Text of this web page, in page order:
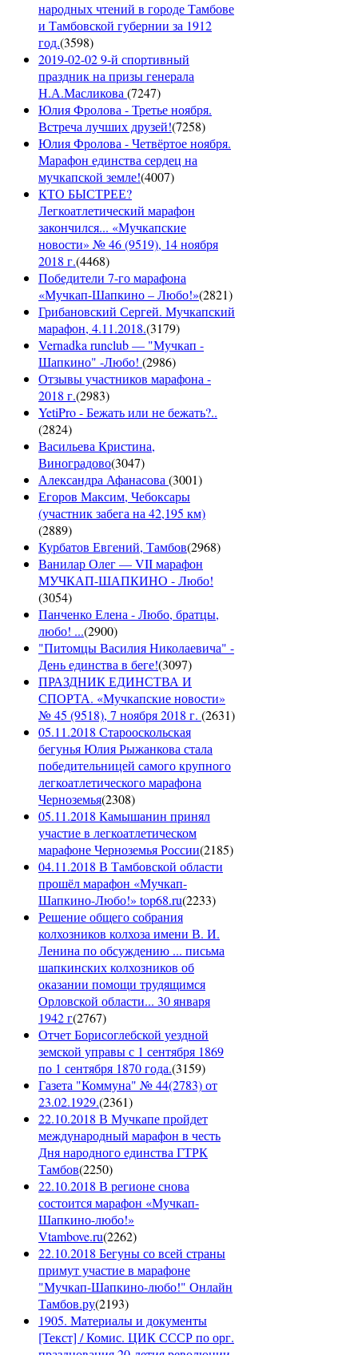
народных чтений в городе Тамбове
и Тамбовской губернии за 1912
год.(3598)
2019-02-02 9-й спортивный
праздник на призы генерала
Н.А.Масликова(7247)
Юлия Фролова - Третье ноября.
Встреча лучших друзей!(7258)
Юлия Фролова - Четвёртое ноября.
Марафон единства сердец на
мучкапской земле!(4007)
КТО БЫСТРЕЕ?
Легкоатлетический марафон
закончился... «Мучкапские
новости» № 46 (9519), 14 ноября
2018 г.(4468)
Победители 7-го марафона
«Мучкап-Шапкино – Любо!»(2821)
Грибановский Сергей. Мучкапский
марафон, 4.11.2018.(3179)
Vernadka runclub — "Мучкап -
Шапкино" -Любо! (2986)
Отзывы участников марафона -
2018 г.(2983)
YetiPro - Бежать или не бежать?..
(2824)
Васильева Кристина,
Виноградово(3047)
Александра Афанасова(3001)
Егоров Максим, Чебоксары
(участник забега на 42,195 км)
(2889)
Курбатов Евгений, Тамбов(2968)
Ванилар Олег — VII марафон
МУЧКАП-ШАПКИНО - Любо!
(3054)
Панченко Елена - Любо, братцы,
любо! ...(2900)
"Питомцы Василия Николаевича" -
День единства в беге!(3097)
ПРАЗДНИК ЕДИНСТВА И
СПОРТА. «Мучкапские новости»
№ 45 (9518), 7 ноября 2018 г. (2631)
05.11.2018 Старооскольская
бегунья Юлия Рыжанкова стала
победительницей самого крупного
легкоатлетического марафона
Черноземья(2308)
05.11.2018 Камышанин принял
участие в легкоатлетическом
марафоне Черноземья России(2185)
04.11.2018 В Тамбовской области
прошёл марафон «Мучкап-
Шапкино-Любо!» top68.ru(2233)
Решение общего собрания
колхозников колхоза имени В. И.
Ленина по обсуждению ... письма
шапкинских колхозников об
оказании помощи трудящимся
Орловской области... 30 января
1942 г(2767)
Отчет Борисоглебской уездной
земской управы с 1 сентября 1869
по 1 сентября 1870 года.(3159)
Газета "Коммуна" № 44(2783) от
23.02.1929.(2361)
22.10.2018 В Мучкапе пройдет
международный марафон в честь
Дня народного единства ГТРК
Тамбов(2250)
22.10.2018 В регионе снова
состоится марафон «Мучкап-
Шапкино-любо!»
Vtambove.ru(2262)
22.10.2018 Бегуны со всей страны
примут участие в марафоне
"Мучкап-Шапкино-любо!" Онлайн
Тамбов.ру(2193)
1905. Материалы и документы
[Текст] / Комис. ЦИК СССР по орг.